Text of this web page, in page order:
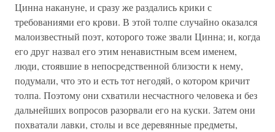
Цинна накануне, и сразу же раздались крики с
требованиями его крови. В этой толпе случайно оказался
малоизвестный поэт, которого тоже звали Цинна; и, когда
его друг назвал его этим ненавистным всем именем,
люди, стоявшие в непосредственной близости к нему,
подумали, что это и есть тот негодяй, о котором кричит
толпа. Поэтому они схватили несчастного человека и без
дальнейших вопросов разорвали его на куски. Затем они
похватали лавки, столы и все деревянные предметы,